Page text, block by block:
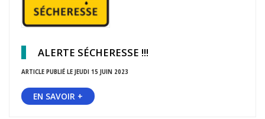
ALERTE SÉCHERESSE !!!
ARTICLE PUBLIÉ LE JEUDI 15 JUIN 2023
EN SAVOIR +